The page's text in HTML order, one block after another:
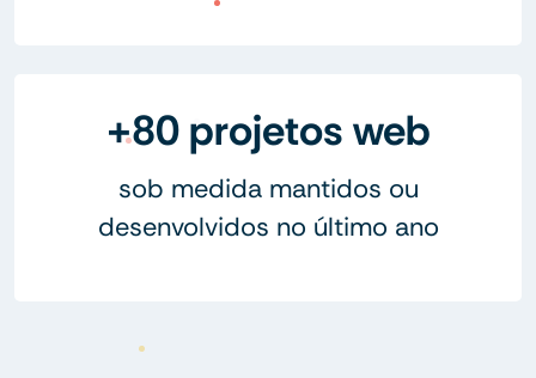
+80 projetos web
sob medida mantidos ou
desenvolvidos no último ano